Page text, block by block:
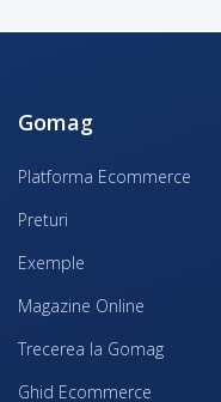
Gomag
Platforma Ecommerce
Preturi
Exemple
Magazine Online
Trecerea la Gomag
Ghid Ecommerce